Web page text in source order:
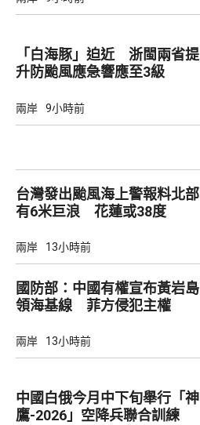
「白海豚」迫近 浙閩兩省提
升防颱風應急響應至3級
兩岸 9小時前
台灣發出颱風海上警報料北部
有6米巨浪 花蓮或38度
兩岸 13小時前
國防部：中國有權宣布黃岩島
領海基線 菲方侵犯主權
兩岸 13小時前
中國白俄今月中下旬舉行「神
鷹-2026」空降兵聯合訓練